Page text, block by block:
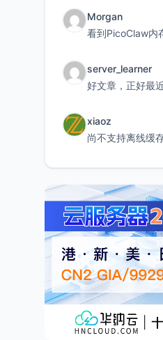
Morgan
server_learner
xiaoz
尚不支持离线缓